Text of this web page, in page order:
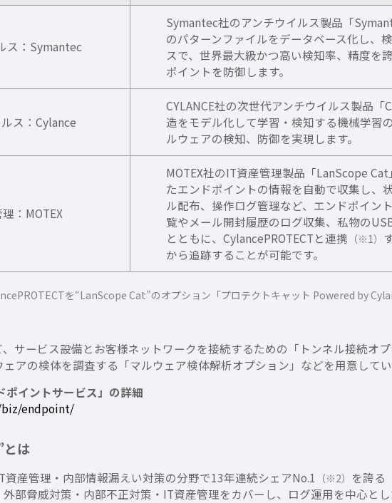
ス：Symantec
Symantec社のアンチウイルス製品「
のパターンファイルをデータベース化し、
スで、世界最大級かつ高い検知率、精度を
ポイントを防御します。
ス：Cylance
CYLANCE社の次世代アンチウイルス製品
造をモデル化して学習・検知する機械学習
ルウェアの検知、防御を実現します。
：MOTEX
MOTEX社のIT資産管理製品「LanScope
たエンドポイントの情報を自動で収集し、
ル配布、操作ログ管理など、エンドポイン
覧やメール開封履歴のログ収集、私物の
とともに、CylancePROTECTと連携 （※1）
から追跡することが可能です。
を“LanScope Cat”のオプション「プロテクトキャット Powered by
サービス設備とお客様ネットワークを接続するための「トンネル接続オ
アの検体を調査する「マルウェア検体解析オプション」などを用意してい
イントサービス」の詳細
endpoint/
は
資産管理・内部情報漏えい対策の分野で13年連続シェアNo.1 （※2） を誇る
部脅威対策・内部不正対策・IT資産管理をカバーし、ログ運用を中心と